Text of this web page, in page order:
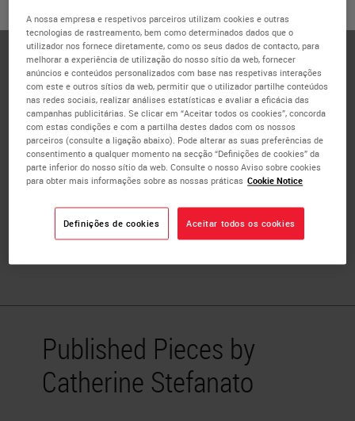
Catherine Stefanato is a Dermatopathology Consultant in
the Department of Dermatology at St. John's Institute of
Dermatology, London, UK. Dr. Stefanato completed her
residency training in Dermatology at the Catholic
University of the Sacred Heart in Rome, Italy. She
undertook residency training in Anatomic Pathology at
Yale University School of Medicine (USA), followed by
Fellowship training in Dermatology at the Boston
University School of Medicine, where she also worked as a
of Dermatology and Pathology. Dr. Stefanato is a
Diplomate of the American Boards of both Anatomic
Published Pieces by
Catherine Stefanato
A nossa empresa e respetivos parceiros utilizam cookies e outras
tecnologias de rastreamento, bem como determinados dados que o
utilizador nos fornece diretamente, como os seus dados de contacto, para
melhorar a experiência de utilização do nosso sítio da web, fornecer
anúncios e conteúdos personalizados com base nas respetivas interações
com este e outros sítios da web, permitir que o utilizador partilhe conteúdos
nas redes sociais, realizar análises estatísticas e avaliar a eficácia das
campanhas publicitárias. Se clicar em “Aceitar todos os cookies”, concorda
com estas condições e com a partilha destes dados com os nossos
parceiros (consulte a ligação abaixo). Pode alterar as suas preferências de
consentimento a qualquer momento na secção “Definições de cookies” da
parte inferior do nosso sítio da web. Consulte o nosso Aviso sobre cookies
para obter mais informações sobre as nossas práticas Cookie Notice
Definições de cookies Aceitar todos os cookies